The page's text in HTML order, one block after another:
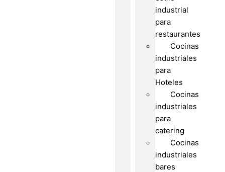
industrial
para
restaurantes
Cocinas
industriales
para
Hoteles
Cocinas
industriales
para
catering
Cocinas
industriales
bares